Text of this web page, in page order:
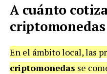
A cuánto
En el ámbito local, las
criptomonedas se